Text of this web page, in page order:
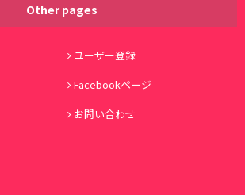
Other pages
ユーザー登録
Facebookページ
お問い合わせ